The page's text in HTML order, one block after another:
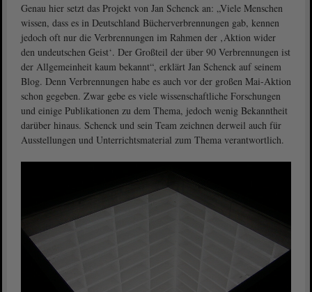
Genau hier setzt das Projekt von Jan Schenck an: „Viele Menschen
wissen, dass es in Deutschland Bücherverbrennungen gab, kennen
jedoch oft nur die Verbrennungen im Rahmen der ‚Aktion wider
den undeutschen Geist‘. Der Großteil der über 90 Verbrennungen ist
der Allgemeinheit kaum bekannt“, erklärt Jan Schenck auf seinem
Blog. Denn Verbrennungen habe es auch vor der großen Mai-Aktion
schon gegeben. Zwar gebe es viele wissenschaftliche Forschungen
und einige Publikationen zu dem Thema, jedoch wenig Bekanntheit
darüber hinaus. Schenck und sein Team zeichnen derweil auch für
Ausstellungen und Unterrichtsmaterial zum Thema verantwortlich.